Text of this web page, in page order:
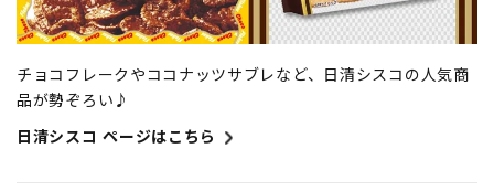
チョコフレークやココナッツサブレなど、日清シスコの人気商
品が勢ぞろい♪
日清シスコ ページはこちら